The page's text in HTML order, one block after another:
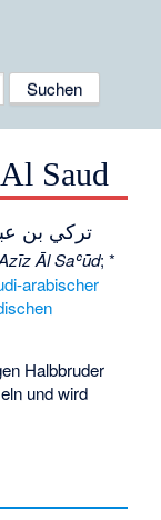
Saud
تركي بن
Āl Saʿūd; *
arabischer
Halbbruder
und wird